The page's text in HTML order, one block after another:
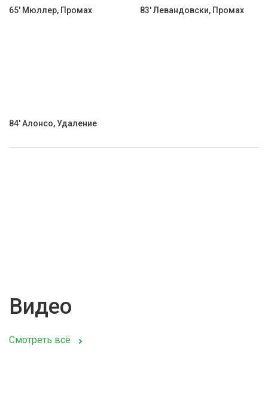
65' Мюллер, Промах 83' Левандовски, Промах
84' Алонсо, Удаление
Видео
Смотреть всё